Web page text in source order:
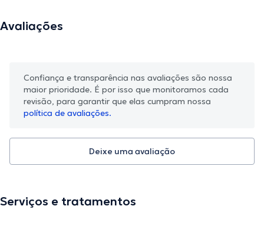
Avaliações
Confiança e transparência nas avaliações são nossa
maior prioridade. É por isso que monitoramos cada
revisão, para garantir que elas cumpram nossa
política de avaliações.
Deixe uma avaliação
Serviços e tratamentos